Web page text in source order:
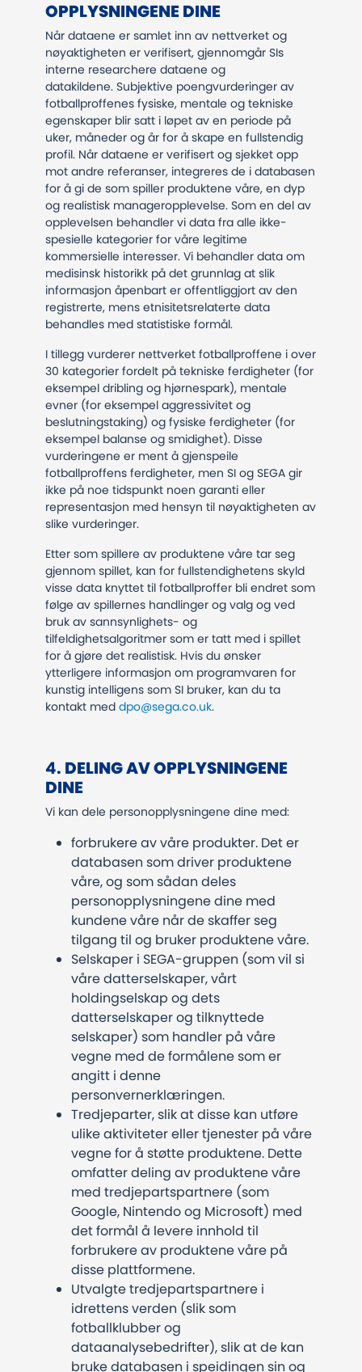
OPPLYSNINGENE DINE
Når dataene er samlet inn av nettverket og
nøyaktigheten er verifisert, gjennomgår SIs
interne researchere dataene og
datakildene. Subjektive poengvurderinger av
fotballproffenes fysiske, mentale og tekniske
egenskaper blir satt i løpet av en periode på
uker, måneder og år for å skape en fullstendig
profil. Når dataene er verifisert og sjekket opp
mot andre referanser, integreres de i databasen
for å gi de som spiller produktene våre, en dyp
og realistisk manageropplevelse. Som en del av
opplevelsen behandler vi data fra alle ikke-
spesielle kategorier for våre legitime
kommersielle interesser. Vi behandler data om
medisinsk historikk på det grunnlag at slik
informasjon åpenbart er offentliggjort av den
registrerte, mens etnisitetsrelaterte data
behandles med statistiske formål.
I tillegg vurderer nettverket fotballproffene i over
30 kategorier fordelt på tekniske ferdigheter (for
eksempel dribling og hjørnespark), mentale
evner (for eksempel aggressivitet og
beslutningstaking) og fysiske ferdigheter (for
eksempel balanse og smidighet). Disse
vurderingene er ment å gjenspeile
fotballproffens ferdigheter, men SI og SEGA gir
ikke på noe tidspunkt noen garanti eller
representasjon med hensyn til nøyaktigheten av
slike vurderinger.
Etter som spillere av produktene våre tar seg
gjennom spillet, kan for fullstendighetens skyld
visse data knyttet til fotballproffer bli endret som
følge av spillernes handlinger og valg og ved
bruk av sannsynlighets- og
tilfeldighetsalgoritmer som er tatt med i spillet
for å gjøre det realistisk. Hvis du ønsker
ytterligere informasjon om programvaren for
kunstig intelligens som SI bruker, kan du ta
kontakt med dpo@sega.co.uk.
​​​​​​​4. DELING AV OPPLYSNINGENE
DINE
Vi kan dele personopplysningene dine med:
forbrukere av våre produkter. Det er
databasen som driver produktene
våre, og som sådan deles
personopplysningene dine med
kundene våre når de skaffer seg
tilgang til og bruker produktene våre.
Selskaper i SEGA-gruppen (som vil si
våre datterselskaper, vårt
holdingselskap og dets
datterselskaper og tilknyttede
selskaper) som handler på våre
vegne med de formålene som er
angitt i denne
personvernerklæringen.
Tredjeparter, slik at disse kan utføre
ulike aktiviteter eller tjenester på våre
vegne for å støtte produktene. Dette
omfatter deling av produktene våre
med tredjepartspartnere (som
Google, Nintendo og Microsoft) med
det formål å levere innhold til
forbrukere av produktene våre på
disse plattformene.
Utvalgte tredjepartspartnere i
idrettens verden (slik som
fotballklubber og
dataanalysebedrifter), slik at de kan
bruke databasen i speidingen sin og